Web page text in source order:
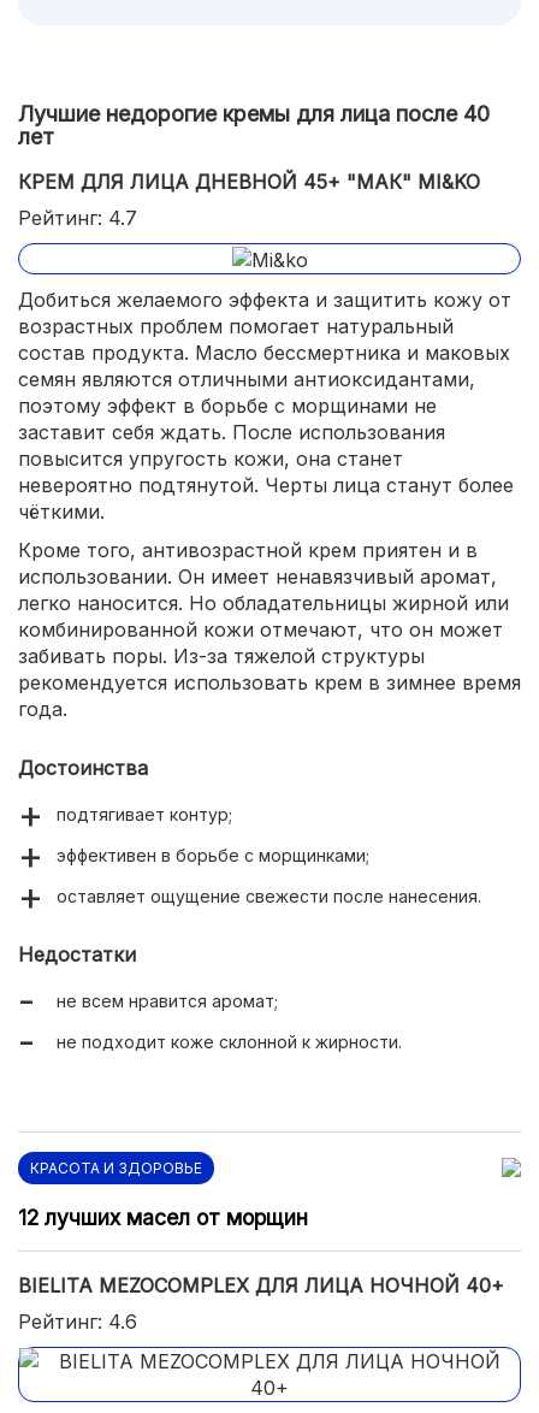
Лучшие недорогие кремы для лица после 40
лет
КРЕМ ДЛЯ ЛИЦА ДНЕВНОЙ 45+ "МАК" MI&KO
Рейтинг: 4.7
Добиться желаемого эффекта и защитить кожу от
возрастных проблем помогает натуральный
состав продукта. Масло бессмертника и маковых
семян являются отличными антиоксидантами,
поэтому эффект в борьбе с морщинами не
заставит себя ждать. После использования
повысится упругость кожи, она станет
невероятно подтянутой. Черты лица станут более
чёткими.
Кроме того, антивозрастной крем приятен и в
использовании. Он имеет ненавязчивый аромат,
легко наносится. Но обладательницы жирной или
комбинированной кожи отмечают, что он может
забивать поры. Из-за тяжелой структуры
рекомендуется использовать крем в зимнее время
года.
Достоинства
подтягивает контур;
эффективен в борьбе с морщинками;
оставляет ощущение свежести после нанесения.
Недостатки
не всем нравится аромат;
не подходит коже склонной к жирности.
КРАСОТА И ЗДОРОВЬЕ
12 лучших масел от морщин
BIELITA MEZOCOMPLEX ДЛЯ ЛИЦА НОЧНОЙ 40+
Рейтинг: 4.6